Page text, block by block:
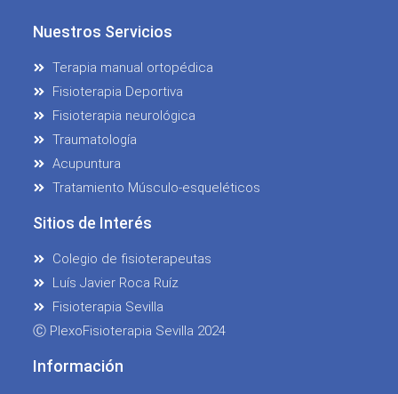
Nuestros Servicios
Terapia manual ortopédica
Fisioterapia Deportiva
Fisioterapia neurológica
Traumatología
Acupuntura
Tratamiento Músculo-esqueléticos
Sitios de Interés
Colegio de fisioterapeutas
Luís Javier Roca Ruíz
Fisioterapia Sevilla
Ⓒ PlexoFisioterapia Sevilla 2024
Información